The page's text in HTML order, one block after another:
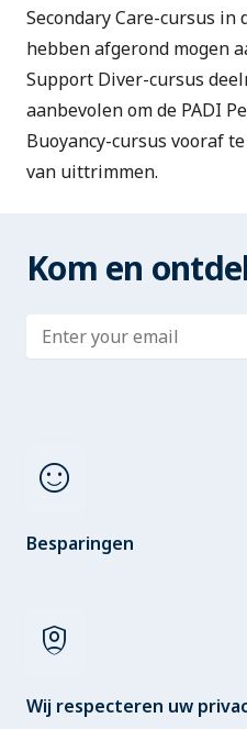
Secondary Care-cursus in
hebben afgerond mogen
Support Diver-cursus
aanbevolen om de PADI
Buoyancy-cursus vooraf
van uittrimmen.
Kom en
Enter address
sentiment_satisfied
Besparingen
shield_person
Wij respecteren uw